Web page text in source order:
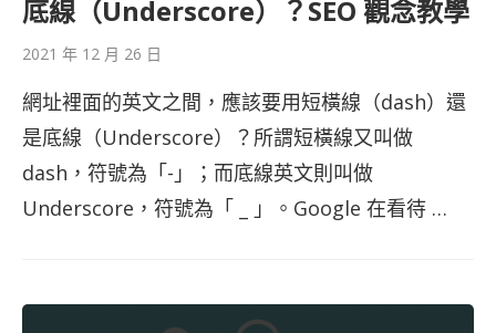
底線（Underscore）？SEO 觀念教學
2021 年 12 月 26 日
網址裡面的英文之間，應該要用短橫線（dash）還
是底線（Underscore）？所謂短橫線又叫做
dash，符號為「-」；而底線英文則叫做
Underscore，符號為「 _ 」。Google 在看待 …